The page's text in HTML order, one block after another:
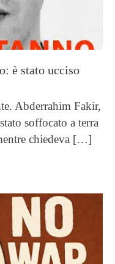
è stato ucciso
Abderrahim Fakir,
soffocato a terra
chiedeva […]